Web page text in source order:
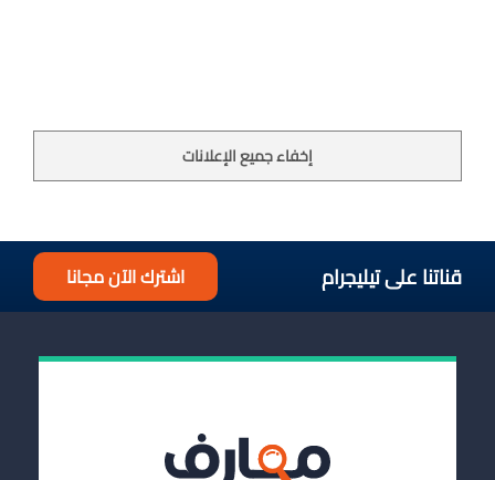
إخفاء جميع الإعلانات
قناتنا على تيليجرام اشترك الآن مجانا